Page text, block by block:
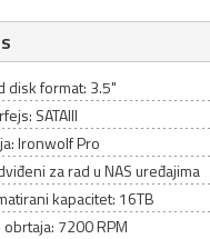
disk format: 3.5"
SATAIII
Ironwolf Pro
za rad u NAS uređajima
kapacitet: 16TB
7200 RPM